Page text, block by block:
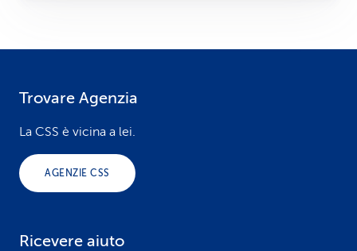
Trovare Agenzia
La CSS è vicina a lei.
AGENZIE CSS
Ricevere aiuto